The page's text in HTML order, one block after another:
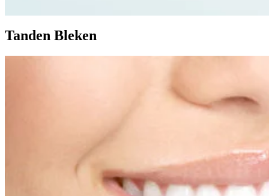
Tanden Bleken